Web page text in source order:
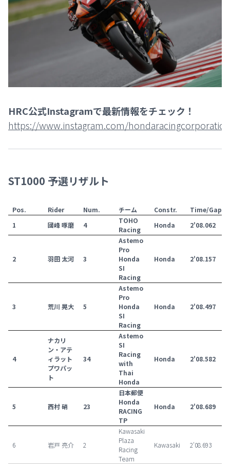
HRC公式Instagramで最新情報をチェック！
https://www.instagram.com/
ST1000 予選リザルト
Pos. Rider Num. チーム Constr.
Time/Gap
1
國峰 啄磨 4
TOHO
Racing
Honda 2'08.062
2 羽田 太河 3
Astemo
Pro
Honda
SI
Racing
Honda 2'08.157
3 荒川 晃大 5
Astemo
Pro
Honda
SI
Racing
Honda 2'08.497
4
ナカリ
ン・アテ
ィラット
プワパッ
ト
34
Astemo
SI
Racing
with
Thai
Honda
Honda 2'08.582
5 西村 硝 23
日本郵便
Honda
RACING
TP
Honda 2'08.689
6 岩戸 亮介 2
Kawasaki
Plaza
Racing
Team
Kawasaki 2'08.693